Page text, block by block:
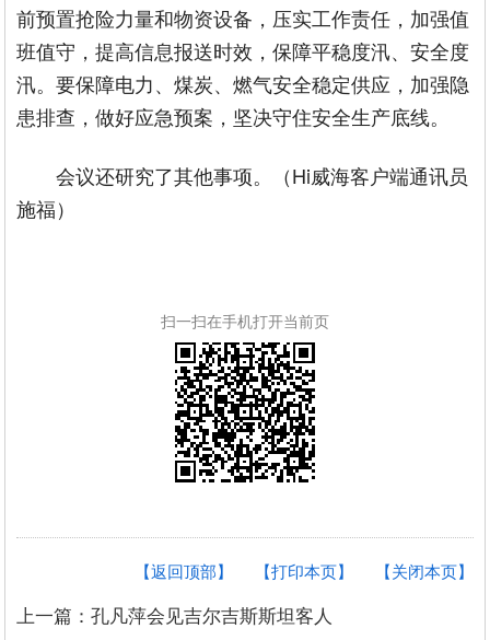
前预置抢险力量和物资设备，压实工作责任，加强值
班值守，提高信息报送时效，保障平稳度汛、安全度
汛。要保障电力、煤炭、燃气安全稳定供应，加强隐
患排查，做好应急预案，坚决守住安全生产底线。
会议还研究了其他事项。（Hi威海客户端通讯员
施福）
扫一扫在手机打开当前页
【关闭本页】
【打印本页】
【返回顶部】
上一篇：孔凡萍会见吉尔吉斯斯坦客人